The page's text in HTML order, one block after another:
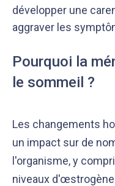
développer une
aggraver les
Pourquoi la
le sommeil ?
Les changements
un impact sur de
l'organisme, y
niveaux